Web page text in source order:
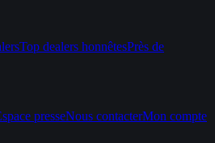
Top dealers honnêtesPrès de
presseNous contacterMon compte